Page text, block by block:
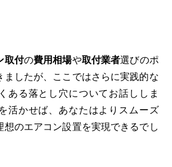
取付の費用相場や取付業者選びのポ
ましたが、ここではさらに実践的な
ある落とし穴についてお話ししま
活かせば、あなたはよりスムーズ
想のエアコン設置を実現できるでし